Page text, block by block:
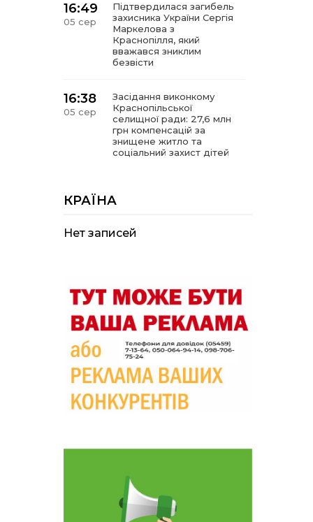
16:49
05 сер
Підтвердилася загибель
захисника України Сергія
Маркелова з
Краснопілля, який
вважався зниклим
безвісти
16:38
05 сер
Засідання виконкому
Краснопільської
селищної ради: 27,6 млн
грн компенсацій за
знищене житло та
соціальний захист дітей
05 сер
ворожими ударами: у
постраждала
можуть врятувати життя
під час обстрілу
09:26
05 сер
Що робити, якщо в
нотаріальному документі
виявлено описку?
18:39
04 сер
діти та ветерани разом
створюють унікальний
до втраченого дому
Пишіть листи самому
КРАЇНА
Нет записей